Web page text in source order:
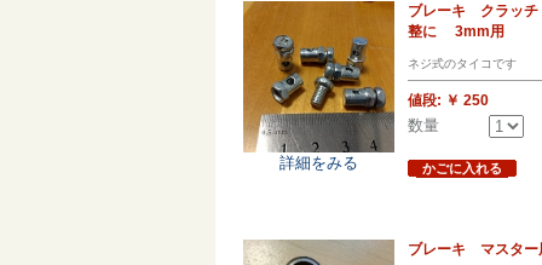
詳細をみる
ブレーキ クラ
整に 3mm用
ネジ式のタイコです
値段: ￥ 250
数量
かごに入れる
ブレーキ マスタ